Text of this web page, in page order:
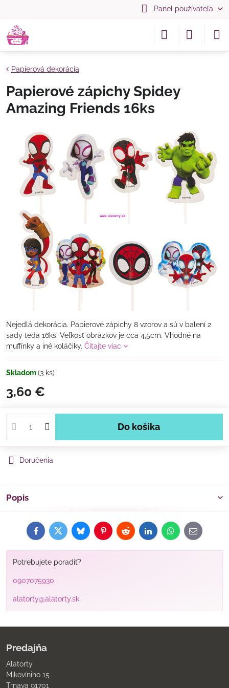
Panel používateľa
Papierová dekorácia
Papierové zápichy Spidey
Amazing Friends 16ks
Nejedlá dekorácia. Papierové zápichy 8 vzorov a sú v balení 2
sady teda 16ks. Veľkosť obrázkov je cca 4,5cm. Vhodné na
muffínky a iné koláčiky. Čítajte viac
Skladom(3 ks)
3,60 €
Do košíka
Doručenia
Popis
FacebookTwitterBlueskyPinterestRedditLinkedInWhatsApp
E-
mail
Potrebujete poradiť?
0907075930
alatorty@alatorty.sk
Predajňa
Alatorty
Mikovíniho 15
Trnava 91701